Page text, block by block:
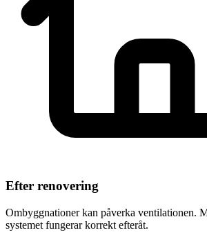
Efter renovering
Ombyggnationer kan påverka ventilationen.
systemet fungerar korrekt efteråt.